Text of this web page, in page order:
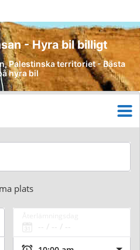
- Hyra bil billigt
Palestinska territoriet - Bästa
hyra bil
plats